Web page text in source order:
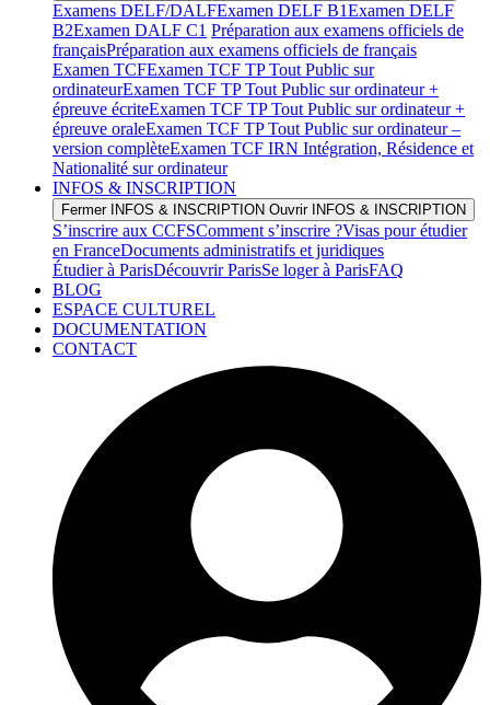
Examens DELF/DALFExamen DELF B1Examen DELF
B2Examen DALF C1 Préparation aux examens officiels de
françaisPréparation aux examens officiels de français
Examen TCFExamen TCF TP Tout Public sur
ordinateurExamen TCF TP Tout Public sur ordinateur +
épreuve écriteExamen TCF TP Tout Public sur ordinateur +
épreuve oraleExamen TCF TP Tout Public sur ordinateur –
version complèteExamen TCF IRN Intégration, Résidence et
Nationalité sur ordinateur
INFOS & INSCRIPTION
Fermer INFOS & INSCRIPTION Ouvrir INFOS & INSCRIPTION
S’inscrire aux CCFSComment s’inscrire ?Visas pour étudier
en FranceDocuments administratifs et juridiques
Étudier à ParisDécouvrir ParisSe loger à ParisFAQ
BLOG
ESPACE CULTUREL
DOCUMENTATION
CONTACT